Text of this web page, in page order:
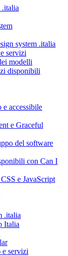
.italia
system .italia
servizi
modelli
disponibili
e accessibile
e Graceful
del software
con Can I
e JavaScript
.italia
Italia
servizi